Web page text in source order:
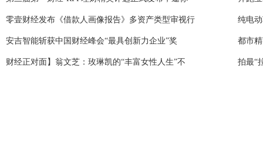
零壹财经发布《借款人画像报告》多资产类型审视行
安吉智能斩获中国财经峰会“最具创新力企业”奖
财经正对面】翁文芝：玫琳凯的“丰富女性人生”不
纯电
都市
拍最“